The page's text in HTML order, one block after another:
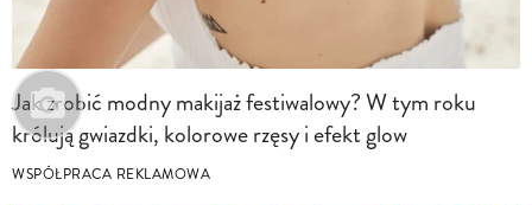
Jak zrobić modny makijaż festiwalowy? W tym roku
królują gwiazdki, kolorowe rzęsy i efekt glow
WSPÓŁPRACA REKLAMOWA